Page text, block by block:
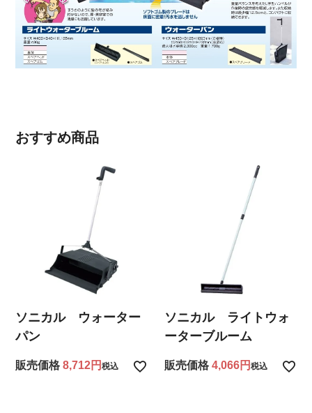
おすすめ商品
ソニカル ウォーター
パン
販売価格 8,712 税込
ソニカル ライトウォ
ーターブルーム
販売価格 4,066 税込